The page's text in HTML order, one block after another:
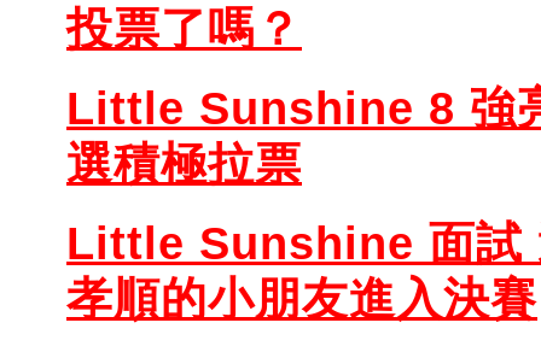
投票了嗎？
Little Sunshine 8 強
選積極拉票
Little Sunshine 面試
孝順的小朋友進入決賽